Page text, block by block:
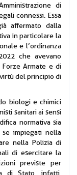
di
connessi. Essa
affermato dalla
in particolare la
e l’ordinanza
che avevano
Armate e di
del principio di
biologi e chimici
sanitari ai sensi
normativa sia
impiegati nella
nella Polizia di
di esercitare la
previste per
di Stato, infatti,